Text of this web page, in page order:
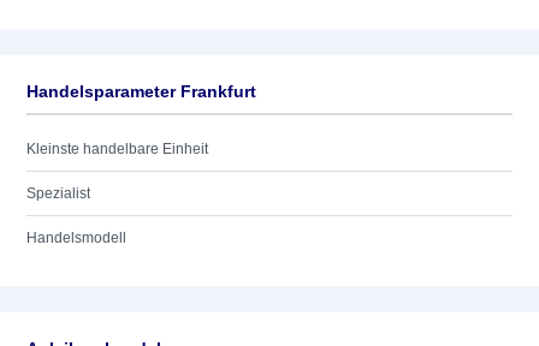
Handelsparameter Frankfurt
Kleinste handelbare Einheit
Spezialist
Handelsmodell